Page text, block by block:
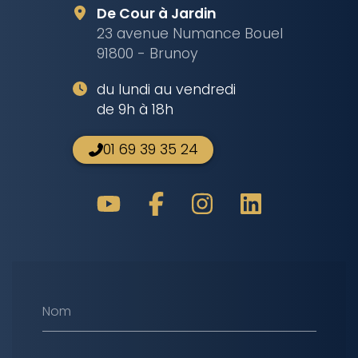
Nom
De Cour à Jardin
23 avenue Numance Bouel
91800 - Brunoy
du lundi au vendredi
de 9h à 18h
01 69 39 35 24